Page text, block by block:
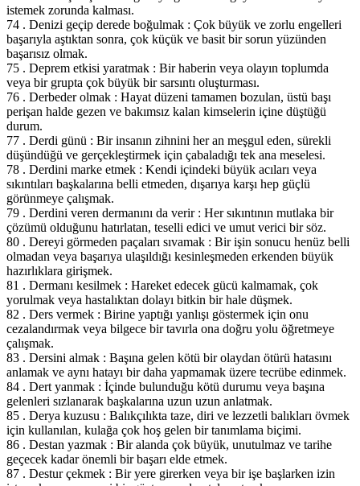
istemek zorunda kalması.
74 . Denizi geçip derede boğulmak : Çok büyük ve zorlu engelleri
başarıyla aştıktan sonra, çok küçük ve basit bir sorun yüzünden
başarısız olmak.
75 . Deprem etkisi yaratmak : Bir haberin veya olayın toplumda
veya bir grupta çok büyük bir sarsıntı oluşturması.
76 . Derbeder olmak : Hayat düzeni tamamen bozulan, üstü başı
perişan halde gezen ve bakımsız kalan kimselerin içine düştüğü
durum.
77 . Derdi günü : Bir insanın zihnini her an meşgul eden, sürekli
düşündüğü ve gerçekleştirmek için çabaladığı tek ana meselesi.
78 . Derdini marke etmek : Kendi içindeki büyük acıları veya
sıkıntıları başkalarına belli etmeden, dışarıya karşı hep güçlü
görünmeye çalışmak.
79 . Derdini veren dermanını da verir : Her sıkıntının mutlaka bir
çözümü olduğunu hatırlatan, teselli edici ve umut verici bir söz.
80 . Dereyi görmeden paçaları sıvamak : Bir işin sonucu henüz belli
olmadan veya başarıya ulaşıldığı kesinleşmeden erkenden büyük
hazırlıklara girişmek.
81 . Dermanı kesilmek : Hareket edecek gücü kalmamak, çok
yorulmak veya hastalıktan dolayı bitkin bir hale düşmek.
82 . Ders vermek : Birine yaptığı yanlışı göstermek için onu
cezalandırmak veya bilgece bir tavırla ona doğru yolu öğretmeye
çalışmak.
83 . Dersini almak : Başına gelen kötü bir olaydan ötürü hatasını
anlamak ve aynı hatayı bir daha yapmamak üzere tecrübe edinmek.
84 . Dert yanmak : İçinde bulunduğu kötü durumu veya başına
gelenleri sızlanarak başkalarına uzun uzun anlatmak.
85 . Derya kuzusu : Balıkçılıkta taze, diri ve lezzetli balıkları övmek
için kullanılan, kulağa çok hoş gelen bir tanımlama biçimi.
86 . Destan yazmak : Bir alanda çok büyük, unutulmaz ve tarihe
geçecek kadar önemli bir başarı elde etmek.
87 . Destur çekmek : Bir yere girerken veya bir işe başlarken izin